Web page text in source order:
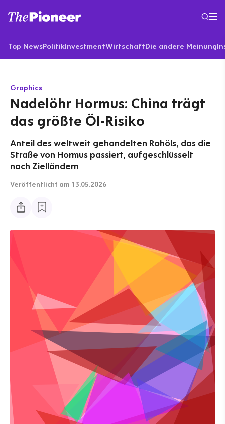
Top NewsPolitikInvestmentWirtschaftDie andere Meinung
Graphics
Nadelöhr Hormus: China trägt
das größte Öl-Risiko
Anteil des weltweit gehandelten Rohöls, das die
Straße von Hormus passiert, aufgeschlüsselt
nach Zielländern
Veröffentlicht am 13.05.2026